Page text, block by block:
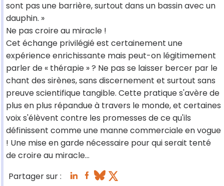
sont pas une barrière, surtout dans un bassin avec un
dauphin. »
Ne pas croire au miracle !
Cet échange privilégié est certainement une
expérience enrichissante mais peut-on légitimement
parler de « thérapie » ? Ne pas se laisser bercer par le
chant des sirènes, sans discernement et surtout sans
preuve scientifique tangible. Cette pratique s'avère de
plus en plus répandue à travers le monde, et certaines
voix s'élèvent contre les promesses de ce qu'ils
définissent comme une manne commerciale en vogue
! Une mise en garde nécessaire pour qui serait tenté
de croire au miracle…
Partager sur :